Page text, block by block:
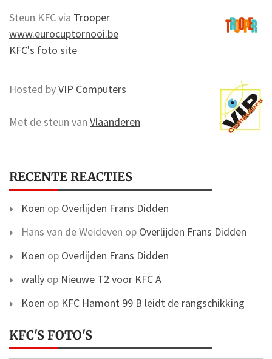
Steun KFC via Trooper
www.eurocuptornooi.be
KFC's foto site
Hosted byVIP Computers
Met de steun van Vlaanderen
RECENTE REACTIES
Koen op Overlijden Frans Didden
Hans van de Weideven op Overlijden Frans Didden
Koen op Overlijden Frans Didden
wally op Nieuwe T2 voor KFC A
Koen op KFC Hamont 99 B leidt de rangschikking
KFC'S FOTO'S